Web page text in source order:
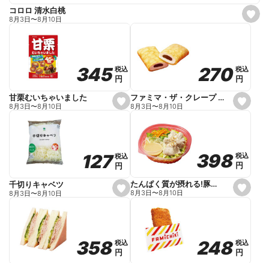
s
e
コロロ 清水白桃
8月3日〜8月10日
s
e
o
r
i
e
345
345税込
税込
円
円
甘栗むいちゃいました
8月3日〜8月10日
s
e
o
r
i
e
270
270 税込
税込
円
円
ファミマ・ザ・クレープ 生チョコ
8月3日〜8月10日
s
e
o
r
i
127
127税込
税込
円
円
千切りキャベツ
8月3日〜8月10日
s
e
o
r
i
398
398 税込
税込
円
円
たんぱく質が摂れる!豚しゃぶのパスタサラダ
8月3日〜8月10日
358
358税込
税込
円
円
248
248 税込
税込
円
円